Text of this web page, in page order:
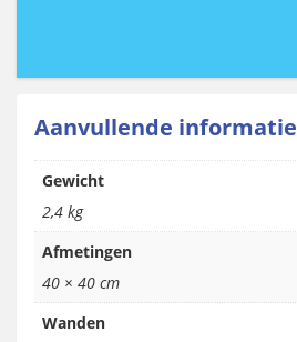
Aanvullende informatie
Gewicht
2,4 kg
Afmetingen
40 × 40 cm
Wanden